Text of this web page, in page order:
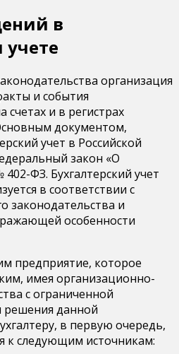
в
учете
организация
и события
счетах и в регистрах
документом,
учет в Российской
закон «О
ФЗ. Бухгалтерский учет
в соответствии с
законодательства и
особенности
предприятие, которое
имея организационно-
с ограниченной
решения данной
в первую очередь,
к следующим источникам: